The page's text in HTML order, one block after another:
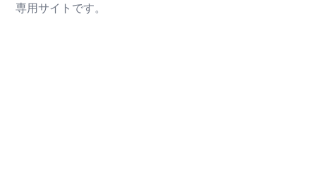
専用サイトです。